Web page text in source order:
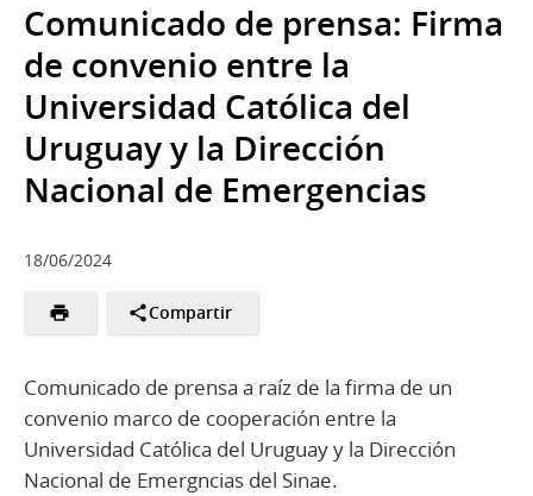
Comunicado de prensa: Firma
de convenio entre la
Universidad Católica del
Uruguay y la Dirección
Nacional de Emergencias
18/06/2024
Compartir
Comunicado de prensa a raíz de la firma de un
convenio marco de cooperación entre la
Universidad Católica del Uruguay y la Dirección
Nacional de Emergncias del Sinae.